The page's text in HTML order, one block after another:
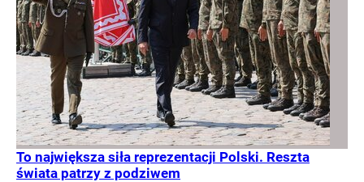
To największa siła reprezentacji Polski. Reszta
świata patrzy z podziwem